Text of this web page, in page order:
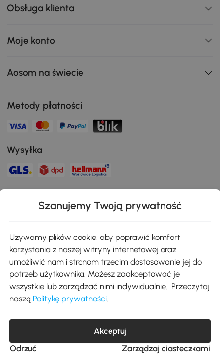
Obsługa klienta
Moje konto
Aosom na świecie
Metody płatności
Wysyłka
Pobierz aplikację Aosom
Google Play
kontakt@aosom.pl
MH Handel GmbH, Wendenstraße 309, 20537 Hamburg Pon.-piąt.:
© 2017-2026 Wszystkie prawa zastrzeżone dla Aosom.
Szanujemy Twoją prywatność
Używamy plików cookie, aby poprawić komfort
korzystania z naszej witryny internetowej oraz
umożliwić nam i stronom trzecim dostosowanie jej do
potrzeb użytkownika. Możesz zaakceptować je
wszystkie lub zarządzać nimi indywidualnie. Przeczytaj
naszą Politykę prywatności.
Akceptuj
Odrzuć
Zarządzaj ciasteczkami